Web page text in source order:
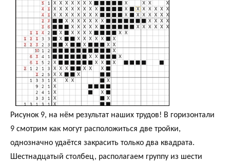
Рисунок 9, на нём результат наших трудов! В горизонтали
9 смотрим как могут расположиться две тройки,
однозначно удаётся закрасить только два квадрата.
Шестнадцатый столбец, располагаем группу из шести